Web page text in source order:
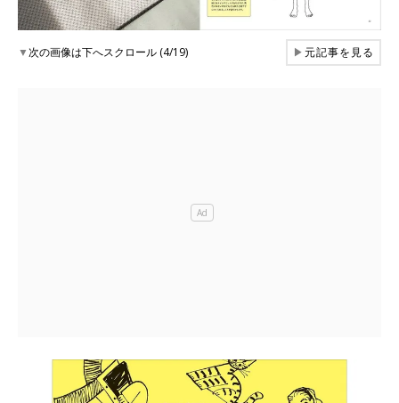
▼次の画像は下へスクロール (4/19) ▶元記事を見る